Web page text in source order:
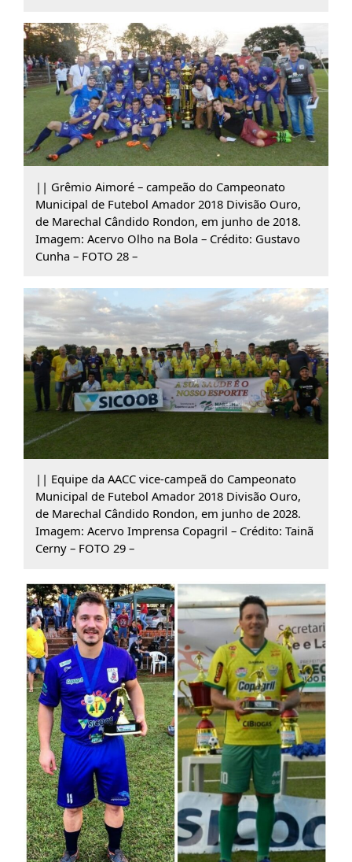
|| Grêmio Aimoré – campeão do Campeonato
Municipal de Futebol Amador 2018 Divisão Ouro,
de Marechal Cândido Rondon, em junho de 2018.
Imagem: Acervo Olho na Bola – Crédito: Gustavo
Cunha – FOTO 28 –
|| Equipe da AACC vice-campeã do Campeonato
Municipal de Futebol Amador 2018 Divisão Ouro,
de Marechal Cândido Rondon, em junho de 2028.
Imagem: Acervo Imprensa Copagril – Crédito: Tainã
Cerny – FOTO 29 –